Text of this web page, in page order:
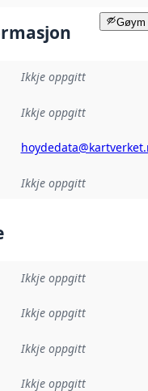
Gøym
Ikkje oppgitt
Ikkje oppgitt
Ikkje oppgitt
Ikkje oppgitt
:
Ikkje oppgitt
Ikkje oppgitt
:
Ikkje oppgitt